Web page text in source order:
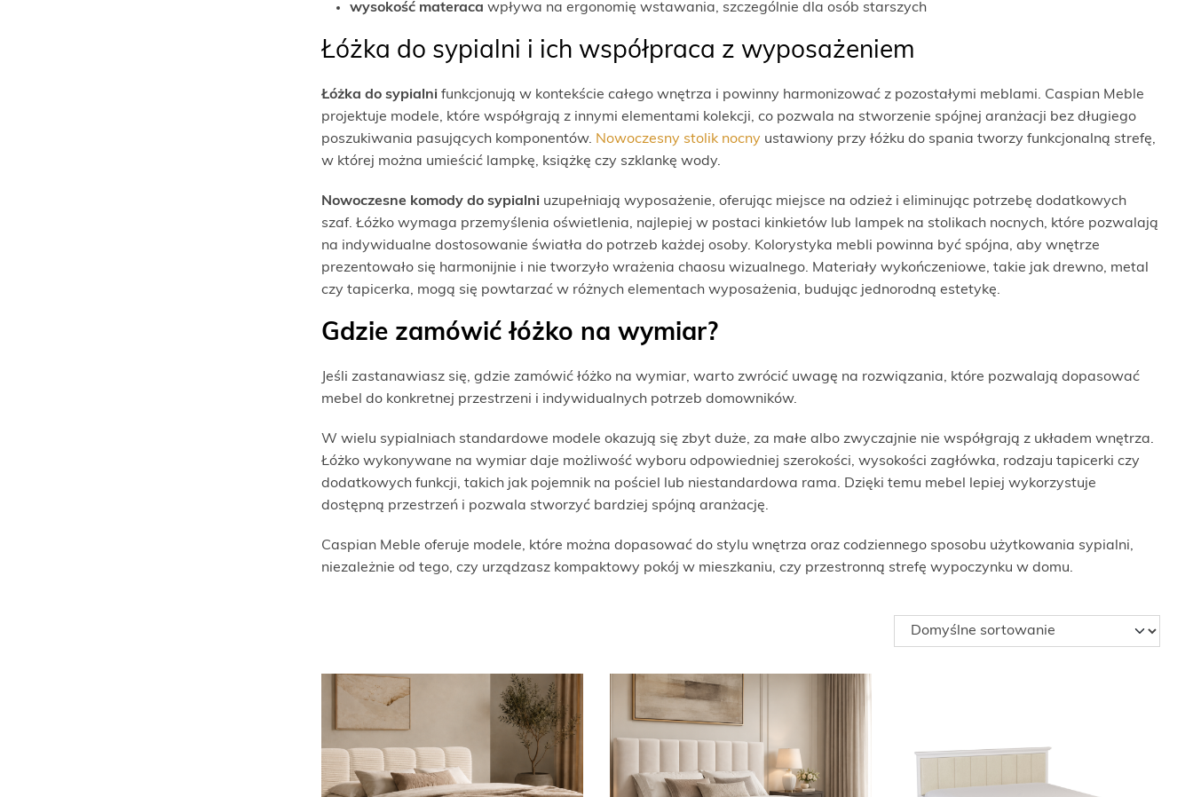
wysokość materaca wpływa na ergonomię wstawania, szczególnie dla osób starszych
Łóżka do sypialni i ich współpraca z wyposażeniem
Łóżka do sypialni funkcjonują w kontekście całego wnętrza i powinny harmonizować z pozostałymi meblami. Caspian Meble
projektuje modele, które współgrają z innymi elementami kolekcji, co pozwala na stworzenie spójnej aranżacji bez długiego
poszukiwania pasujących komponentów. Nowoczesny stolik nocny ustawiony przy łóżku do spania tworzy funkcjonalną strefę,
w której można umieścić lampkę, książkę czy szklankę wody.
Nowoczesne komody do sypialni uzupełniają wyposażenie, oferując miejsce na odzież i eliminując potrzebę dodatkowych
szaf. Łóżko wymaga przemyślenia oświetlenia, najlepiej w postaci kinkietów lub lampek na stolikach nocnych, które pozwalają
na indywidualne dostosowanie światła do potrzeb każdej osoby. Kolorystyka mebli powinna być spójna, aby wnętrze
prezentowało się harmonijnie i nie tworzyło wrażenia chaosu wizualnego. Materiały wykończeniowe, takie jak drewno, metal
czy tapicerka, mogą się powtarzać w różnych elementach wyposażenia, budując jednorodną estetykę.
Gdzie zamówić łóżko na wymiar?
Jeśli zastanawiasz się, gdzie zamówić łóżko na wymiar, warto zwrócić uwagę na rozwiązania, które pozwalają dopasować
mebel do konkretnej przestrzeni i indywidualnych potrzeb domowników.
W wielu sypialniach standardowe modele okazują się zbyt duże, za małe albo zwyczajnie nie współgrają z układem wnętrza.
Łóżko wykonywane na wymiar daje możliwość wyboru odpowiedniej szerokości, wysokości zagłówka, rodzaju tapicerki czy
dodatkowych funkcji, takich jak pojemnik na pościel lub niestandardowa rama. Dzięki temu mebel lepiej wykorzystuje
dostępną przestrzeń i pozwala stworzyć bardziej spójną aranżację.
Caspian Meble oferuje modele, które można dopasować do stylu wnętrza oraz codziennego sposobu użytkowania sypialni,
niezależnie od tego, czy urządzasz kompaktowy pokój w mieszkaniu, czy przestronną strefę wypoczynku w domu.